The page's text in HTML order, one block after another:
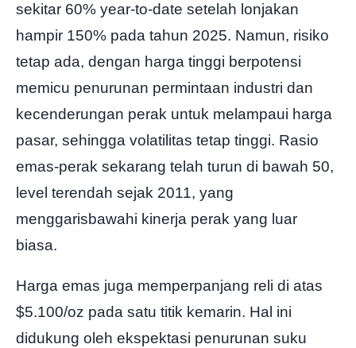
sekitar 60% year-to-date setelah lonjakan
hampir 150% pada tahun 2025. Namun, risiko
tetap ada, dengan harga tinggi berpotensi
memicu penurunan permintaan industri dan
kecenderungan perak untuk melampaui harga
pasar, sehingga volatilitas tetap tinggi. Rasio
emas-perak sekarang telah turun di bawah 50,
level terendah sejak 2011, yang
menggarisbawahi kinerja perak yang luar
biasa.
Harga emas juga memperpanjang reli di atas
$5.100/oz pada satu titik kemarin. Hal ini
didukung oleh ekspektasi penurunan suku